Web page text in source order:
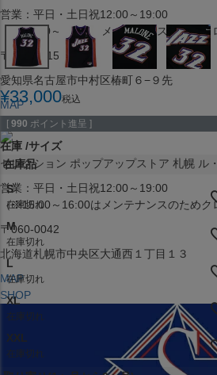
営業：平日・土日祝12:00～19:00
（※15:00～16:00はメンテナンスのためク
〒453-0015
愛知県名古屋市中村区椿町６−９先
MAP
SHOP
セレクション ポップアップストア 札幌 ル
営業：平日・土日祝12:00～19:00
（※15:00～16:00はメンテナンスのためク
〒060-0042
北海道札幌市中央区大通西１丁目１３
MAP
SHOP
¥33,000税込
[ 990 ポイント進呈 ]
在庫 サイズ
在庫品
S
在庫切れ
M
在庫切れ
L
在庫切れ
XL
在庫切れ
XXL
在庫切れ